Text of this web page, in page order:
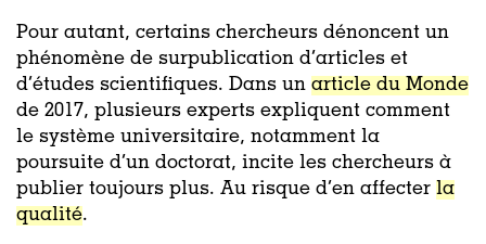
Pour autant, certains chercheurs dénoncent un
phénomène de surpublication d’articles et
d’études scientifiques. Dans un article du Monde
de 2017, plusieurs experts expliquent comment
le système universitaire, notamment la
poursuite d’un doctorat, incite les chercheurs à
publier toujours plus. Au risque d’en affecter la
qualité.